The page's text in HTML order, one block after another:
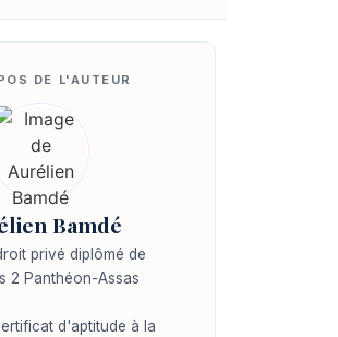
Bamdé
privé diplômé de
2 Panthéon-Assas
d'aptitude à la